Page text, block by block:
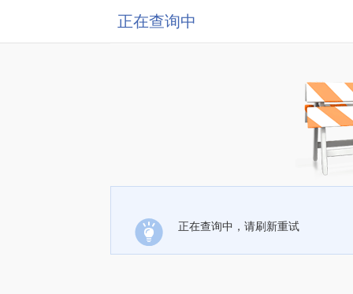
正在查询中
正在查询中，请刷新重试